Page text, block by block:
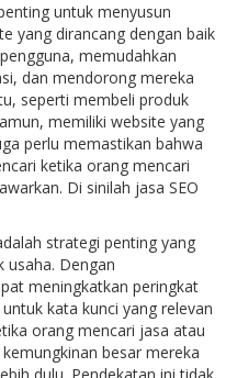
untuk menyusun
yang dirancang dengan baik
memudahkan
dan mendorong mereka
seperti membeli produk
memiliki website yang
perlu memastikan bahwa
ketika orang mencari
Di sinilah jasa SEO
strategi penting yang
usaha. Dengan
meningkatkan peringkat
kata kunci yang relevan
orang mencari jasa atau
besar mereka